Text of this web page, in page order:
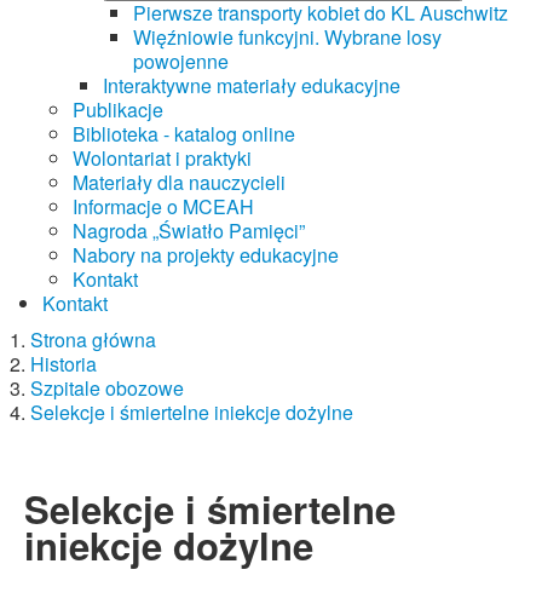
Pierwsze transporty kobiet do KL Auschwitz
Więźniowie funkcyjni. Wybrane losy
powojenne
Interaktywne materiały edukacyjne
Publikacje
Biblioteka - katalog online
Wolontariat i praktyki
Materiały dla nauczycieli
Informacje o MCEAH
Nagroda „Światło Pamięci”
Nabory na projekty edukacyjne
Kontakt
Kontakt
Strona główna
Historia
Szpitale obozowe
Selekcje i śmiertelne iniekcje dożylne
Selekcje i śmiertelne
iniekcje dożylne